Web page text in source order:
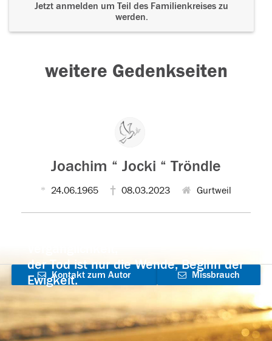
Jetzt anmelden um Teil des Familienkreises zu
werden.
weitere Gedenkseiten
Joachim “ Jocki “ Tröndle
24.06.1965 08.03.2023 Gurtweil
der Tod ist nur die Wende, Beginn der
Ewigkeit.
Kontakt zum Autor
aufnehmen
Missbrauch